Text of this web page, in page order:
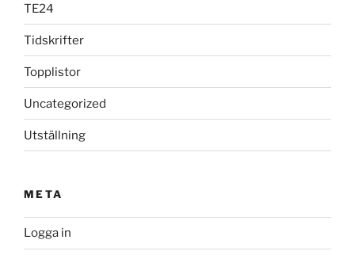
TE24
Tidskrifter
Topplistor
Uncategorized
Utställning
META
Logga in